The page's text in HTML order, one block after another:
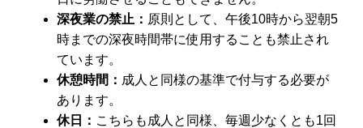
深夜業の禁止： 原則として、午後10時から翌朝5
時までの深夜時間帯に使用することも禁止され
ています。
休憩時間： 成人と同様の基準で付与する必要が
あります。
休日： こちらも成人と同様、毎週少なくとも1回